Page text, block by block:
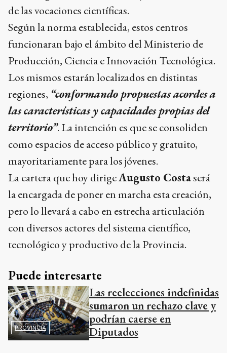
Los mismos estarán localizados en distintas
regiones,“conformando propuestas acordes a
las características y capacidades propias del
territorio”. La intención es que se consoliden
como espacios de acceso público y gratuito,
mayoritariamente para los jóvenes.
La cartera que hoy dirigeAugusto Costaserá
la encargada de poner en marcha esta creación,
pero lo llevará a cabo en estrecha articulación
con diversos actores del sistema científico,
tecnológico y productivo de la Provincia.
Puede interesarte
Las reelecciones indefinidas
sumaron un rechazo clave y
podrían caerse en
Uno de los principales artículos del decreto
establece que entre las primeras tareas que debe
cumplir el Ministerio están determinar las sedes
y las autoridades de cada centro. Pero, al mismo